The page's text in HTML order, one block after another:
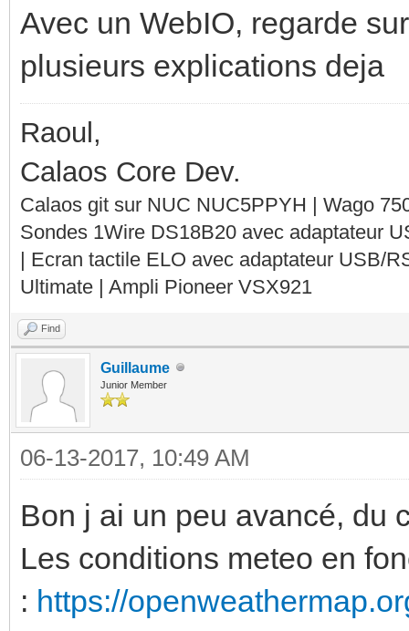
Avec un WebIO, regarde
plusieurs explications deja
Raoul,
Calaos Core Dev.
Calaos git sur NUC NUC5PPYH | Wago
Sondes 1Wire DS18B20 avec adaptateur
| Ecran tactile ELO avec adaptateur USB/
Ultimate | Ampli Pioneer VSX921
Find
Guillaume
Junior Member
06-13-2017, 10:49 AM
Bon j ai un peu avancé, du
Les conditions meteo en
: https://